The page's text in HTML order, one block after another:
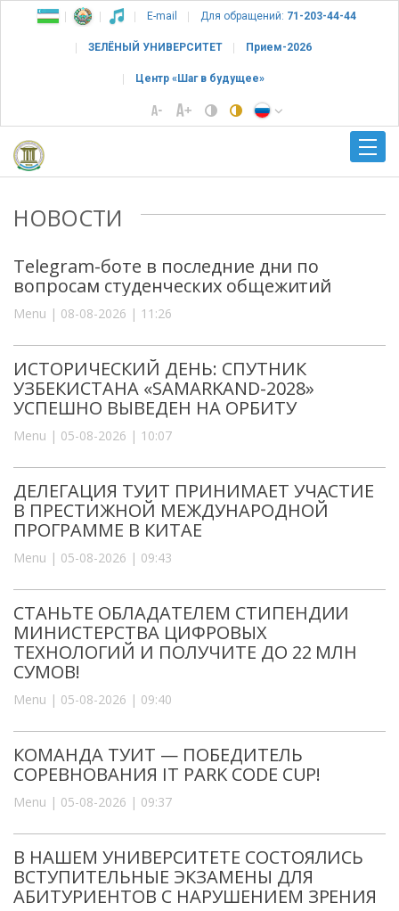
E-mail Для обращений: 71-203-44-44
ЗЕЛЁНЫЙ УНИВЕРСИТЕТ Прием-2026
Центр «Шаг в будущее»
НОВОСТИ
Telegram-боте в последние дни по
вопросам студенческих общежитий
Menu | 08-08-2026 | 11:26
ИСТОРИЧЕСКИЙ ДЕНЬ: СПУТНИК
УЗБЕКИСТАНА «SAMARKAND-2028»
УСПЕШНО ВЫВЕДЕН НА ОРБИТУ
Menu | 05-08-2026 | 10:07
ДЕЛЕГАЦИЯ ТУИТ ПРИНИМАЕТ УЧАСТИЕ
В ПРЕСТИЖНОЙ МЕЖДУНАРОДНОЙ
ПРОГРАММЕ В КИТАЕ
Menu | 05-08-2026 | 09:43
СТАНЬТЕ ОБЛАДАТЕЛЕМ СТИПЕНДИИ
МИНИСТЕРСТВА ЦИФРОВЫХ
ТЕХНОЛОГИЙ И ПОЛУЧИТЕ ДО 22 МЛН
СУМОВ!
Menu | 05-08-2026 | 09:40
КОМАНДА ТУИТ — ПОБЕДИТЕЛЬ
СОРЕВНОВАНИЯ IT PARK CODE CUP!
Menu | 05-08-2026 | 09:37
В НАШЕМ УНИВЕРСИТЕТЕ СОСТОЯЛИСЬ
ВСТУПИТЕЛЬНЫЕ ЭКЗАМЕНЫ ДЛЯ
АБИТУРИЕНТОВ С НАРУШЕНИЕМ ЗРЕНИЯ